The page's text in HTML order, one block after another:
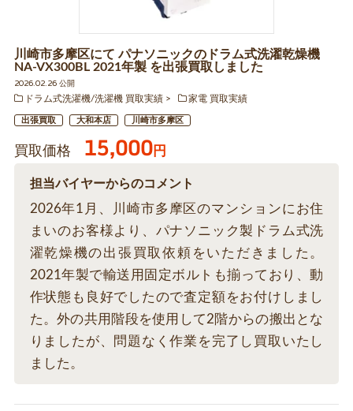
川崎市多摩区にて パナソニックのドラム式洗濯乾燥機
NA-VX300BL 2021年製 を出張買取しました
2026.02.26 公開
ドラム式洗濯機/洗濯機 買取実績
家電 買取実績
出張買取 大和本店 川崎市多摩区
買取価格 15,000円
担当バイヤーからのコメント
2026年1月、川崎市多摩区のマンションにお住
まいのお客様より、パナソニック製ドラム式洗
濯乾燥機の出張買取依頼をいただきました。
2021年製で輸送用固定ボルトも揃っており、動
作状態も良好でしたので査定額をお付けしまし
た。外の共用階段を使用して2階からの搬出とな
りましたが、問題なく作業を完了し買取いたし
ました。